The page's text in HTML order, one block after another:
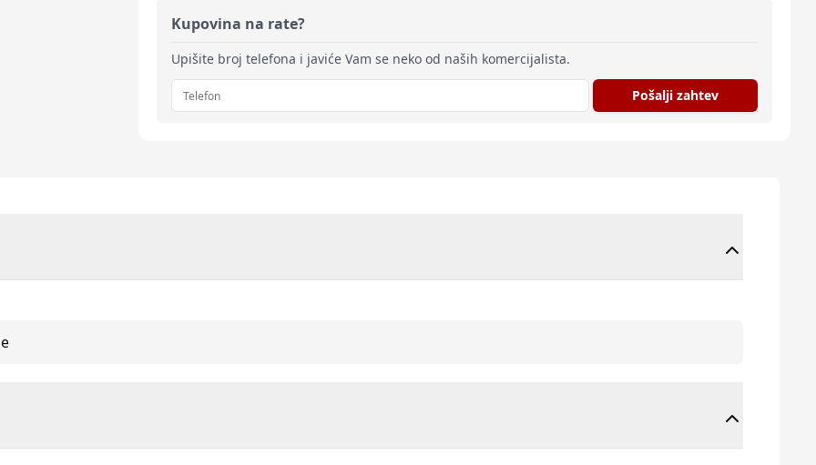
Kupovina na rate?
Upišite broj telefona i javiće Vam se neko od naših komercijalista.
Pošalji zahtev